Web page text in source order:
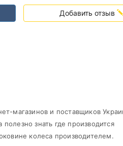
Добавить отзыв
магазинов и поставщиков
знать где производится
колеса производителем.